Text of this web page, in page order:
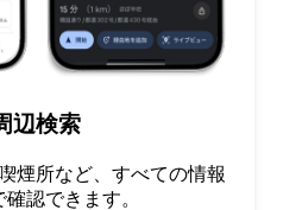
辺検索
煙所など、すべての情報
確認できます。